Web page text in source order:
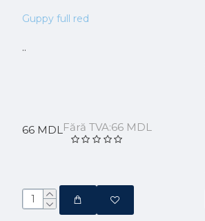
Guppy full red
..
66 MDLFără TVA:66 MDL